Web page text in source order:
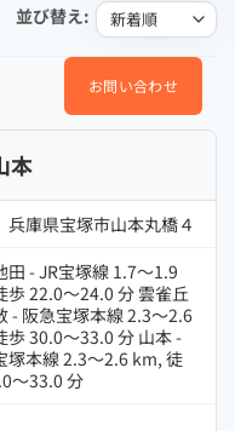
並び替え:
お問い合わせ
本
兵庫県宝塚市山本丸橋４
田 - JR宝塚線 1.7～1.9
歩 22.0～24.0 分 雲雀丘
- 阪急宝塚本線 2.3～2.6
歩 30.0～33.0 分 山本 -
塚本線 2.3～2.6 km, 徒
～33.0 分